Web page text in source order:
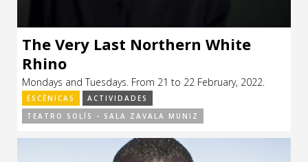
The Very Last Northern White
Rhino
Mondays and Tuesdays. From 21 to 22 February, 2022.
ESCÉNICAS
ACTIVIDADES
TEATRO SOLÍS - SALA ZAVALA MUNIZ